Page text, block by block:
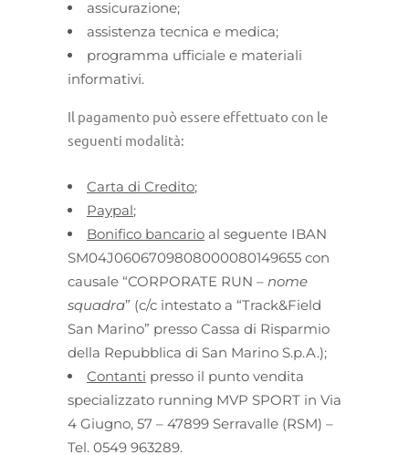
assicurazione;
assistenza tecnica e medica;
programma ufficiale e materiali
informativi.
Il pagamento può essere effettuato con le
seguenti modalità:
Carta di Credito;
Paypal;
Bonifico bancario al seguente IBAN
SM04J0606709808000080149655 con
causale “CORPORATE RUN – nome
squadra” (c/c intestato a “Track&Field
San Marino” presso Cassa di Risparmio
della Repubblica di San Marino S.p.A.);
Contanti presso il punto vendita
specializzato running MVP SPORT in Via
4 Giugno, 57 – 47899 Serravalle (RSM) –
Tel. 0549 963289.